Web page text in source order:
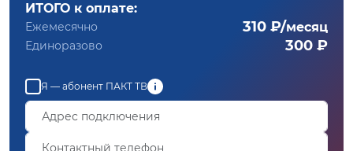
ИТОГО к оплате:
Ежемесячно 310 ₽/месяц
Единоразово 300 ₽
Я — абонент ПАКТ ТВ